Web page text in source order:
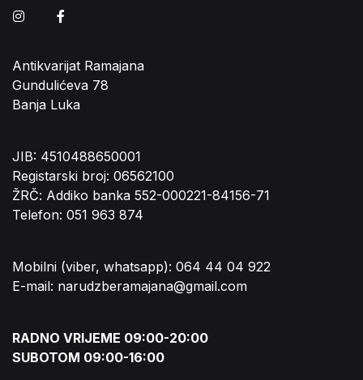
Instagram
Antikvarijat Ramajana
Gundulićeva 78
Banja Luka
JIB: 4510488650001
Registarski broj: 06562100
ŽRČ: Addiko banka 552-000221-84156-71
Telefon: 051 963 874
Mobilni (viber, whatsapp): 064 44 04 922
E-mail: narudzberamajana@gmail.com
RADNO VRIJEME 09:00-20:00
SUBOTOM 09:00-16:00